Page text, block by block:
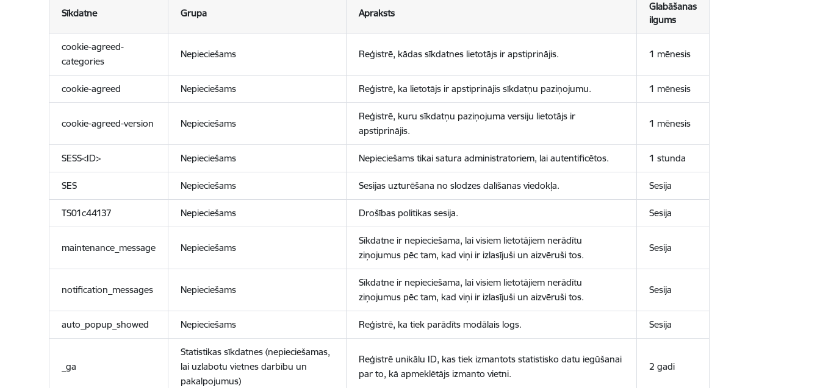
Sīkdatne Grupa Apraksts
Glabāšanas
ilgums
cookie-agreed-
categories
Nepieciešams Reģistrē, kādas sīkdatnes lietotājs ir apstiprinājis. 1 mēnesis
cookie-agreed Nepieciešams Reģistrē, ka lietotājs ir apstiprinājis sīkdatņu paziņojumu. 1 mēnesis
cookie-agreed-version Nepieciešams
Reģistrē, kuru sīkdatņu paziņojuma versiju lietotājs ir
apstiprinājis.
1 mēnesis
SESS<ID> Nepieciešams Nepieciešams tikai satura administratoriem, lai autentificētos. 1 stunda
SES Nepieciešams Sesijas uzturēšana no slodzes dalīšanas viedokļa. Sesija
TS01c44137 Nepieciešams Drošības politikas sesija. Sesija
maintenance_message Nepieciešams
Sīkdatne ir nepieciešama, lai visiem lietotājiem nerādītu
ziņojumus pēc tam, kad viņi ir izlasījuši un aizvēruši tos.
Sesija
notification_messages Nepieciešams
Sīkdatne ir nepieciešama, lai visiem lietotājiem nerādītu
ziņojumus pēc tam, kad viņi ir izlasījuši un aizvēruši tos.
Sesija
auto_popup_showed Nepieciešams Reģistrē, ka tiek parādīts modālais logs. Sesija
_ga
Statistikas sīkdatnes (nepieciešamas,
lai uzlabotu vietnes darbību un
pakalpojumus)
Reģistrē unikālu ID, kas tiek izmantots statistisko datu iegūšanai
par to, kā apmeklētājs izmanto vietni.
2 gadi